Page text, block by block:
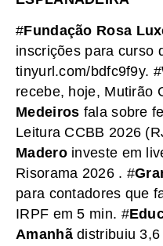
#Fundação Rosa
inscrições para curso
tinyurl.com/bdfc9f9y. #
recebe, hoje, Mutirão
Medeiros fala sobre
Leitura CCBB 2026
Maderoinveste em
Risorama 2026 . #
para contadores que
IRPF em 5 min. #
Amanhãdistribuiu 3,6